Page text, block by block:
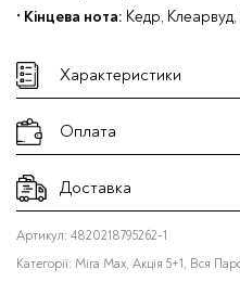
• Кінцева нота: Кедр,
Характеристики
Оплата
Доставка
Артикул: 4820218795262-1
Категорії: Mira Max, Акція 5+1, Вся